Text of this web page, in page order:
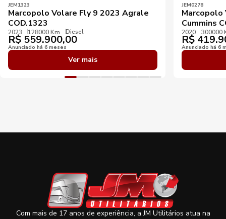
JEM1323
Marcopolo Volare Fly 9 2023 Agrale
COD.1323
2023 128000 Km Diesel
R$ 559.900,00
Anunciado há 6 meses
Ver mais
JEM0278
Marcopolo
Cummins
2020 300000
R$
Anunciado há 6
Com mais de 17 anos de experiência, a JM Utilitários atua na